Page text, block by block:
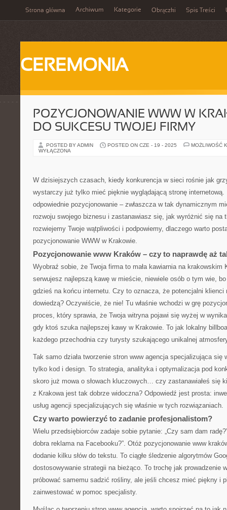
Strona główna Archiwum Kategorie Obrączki Spis Treści
CEREMONIA
POZYCJONOWANIE WWW W
DO SUKCESU TWOJEJ FIRMY
POSTED BY ADMIN POSTED ON CZE - 19 - 2025
MOŻLIWOŚĆ
WYŁĄCZONA
W dzisiejszych czasach, kiedy konkurencja w sieci rośnie jak
wystarczy już tylko mieć pięknie wyglądającą stronę
odpowiednie pozycjonowanie – zwłaszcza w tak dynamicznym
rozwoju swojego biznesu i zastanawiasz się, jak wyróżnić się na
rozwiejemy Twoje wątpliwości i podpowiemy, dlaczego warto
pozycjonowanie WWW w Krakowie.
Pozycjonowanie www Kraków – czy to naprawdę aż
Wyobraź sobie, że Twoja firma to mała kawiarnia na krakowskim
serwujesz najlepszą kawę w mieście, niewiele osób o tym wie,
gdzieś na końcu internetu. Czy to oznacza, że potencjalni klienci
dowiedzą? Oczywiście, że nie! Tu właśnie wchodzi w grę
proces, który sprawia, że Twoja witryna pojawi się wyżej w
gdy ktoś szuka najlepszej kawy w Krakowie. To jak lokalny
każdego przechodnia czy turysty szukającego unikalnej
Tak samo działa tworzenie stron www agencja specjalizująca się
tylko kod i design. To strategia, analityka i optymalizacja pod
skoro już mowa o słowach kluczowych… czy zastanawiałeś się
z Krakowa jest tak dobrze widoczna? Odpowiedź jest prosta:
usług agencji specjalizujących się właśnie w tych rozwiązaniach.
Czy warto powierzyć to zadanie profesjonalistom?
Wielu przedsiębiorców zadaje sobie pytanie: „Czy sam dam
dobra reklama na Facebooku?”. Otóż pozycjonowanie www
dodanie kilku słów do tekstu. To ciągłe śledzenie algorytmów
dostosowywanie strategii na bieżąco. To trochę jak prowadzenie
próbować samemu sadzić rośliny, ale jeśli chcesz mieć piękny i
zainwestować w pomoc specjalisty.